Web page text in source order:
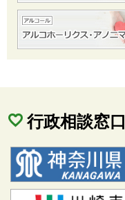
行政相談窓口